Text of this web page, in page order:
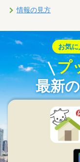
情報の見方
お気
プ
最新